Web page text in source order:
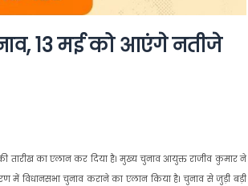
13 मई को आएंगे नतीजे
तारीख का एलान कर दिया है। मुख्य चुनाव आयुक्त राजीव कुमार ने
में विधानसभा चुनाव कराने का एलान किया है। चुनाव से जुड़ी बड़ी